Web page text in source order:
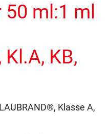
ml:1 ml
Kl.A, KB,
Klasse A,